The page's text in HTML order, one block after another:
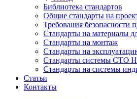
Библиотека стандартов
Общие стандарты на
Требования безопасности
Стандарты на материалы
Стандарты на монтаж
Стандарты на
Стандарты системы СТО
Стандарты на системы
Статьи
Контакты